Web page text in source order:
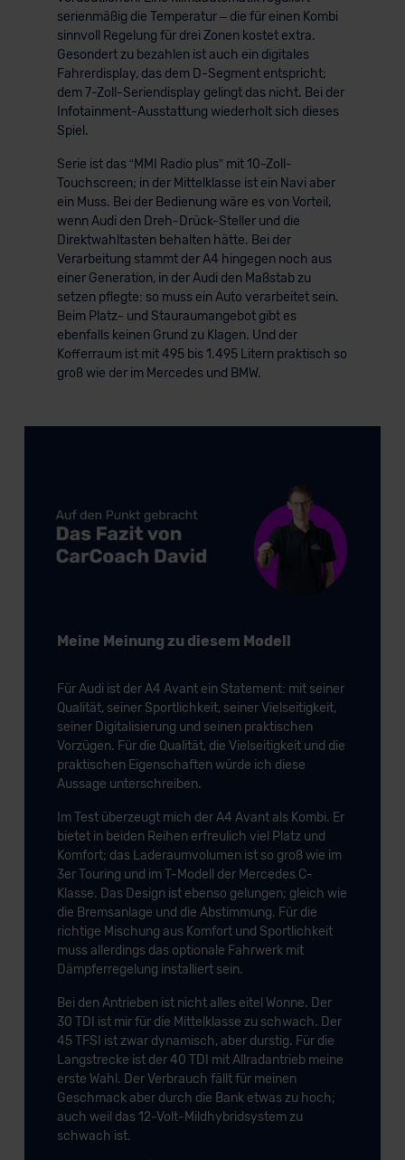
der EU erfolgt, erfolgt dies ausschließlich auf der
Grundlage eines Angemessenheitsbeschlusses der EU-
Kommission (Art. 45 Abs. 1 DSGVO), von
Standarddatenschutzklauseln (Art. 46 Abs. 2 lit. c
DSGVO) oder wenn Sie hierzu Ihre Einwilligung freiwillig
erteilen. Nähere Informationen zu den bestehenden
unserem Datenschutzbeauftragten unter
datenschutz@meinauto.de anfordern.
Datenschutzerklärung|Impressum
serienmäßig die Temperatur – die für einen Kombi
sinnvoll Regelung für drei Zonen kostet extra.
Gesondert zu bezahlen ist auch ein digitales
Fahrerdisplay, das dem D-Segment entspricht;
dem 7-Zoll-Seriendisplay gelingt das nicht. Bei der
Infotainment-Ausstattung wiederholt sich dieses
Spiel.
Serie ist das “MMI Radio plus” mit 10-Zoll-
Touchscreen; in der Mittelklasse ist ein Navi aber
ein Muss. Bei der Bedienung wäre es von Vorteil,
wenn Audi den Dreh-Drück-Steller und die
Direktwahltasten behalten hätte. Bei der
Verarbeitung stammt der A4 hingegen noch aus
einer Generation, in der Audi den Maßstab zu
setzen pflegte: so muss ein Auto verarbeitet sein.
Beim Platz- und Stauraumangebot gibt es
ebenfalls keinen Grund zu Klagen. Und der
Kofferraum ist mit 495 bis 1.495 Litern praktisch so
groß wie der im Mercedes und BMW.
Meine Meinung zu diesem Modell
Für Audi ist der A4 Avant ein Statement: mit seiner
Qualität, seiner Sportlichkeit, seiner Vielseitigkeit,
seiner Digitalisierung und seinen praktischen
Vorzügen. Für die Qualität, die Vielseitigkeit und die
praktischen Eigenschaften würde ich diese
Aussage unterschreiben.
Im Test überzeugt mich der A4 Avant als Kombi. Er
bietet in beiden Reihen erfreulich viel Platz und
Komfort; das Laderaumvolumen ist so groß wie im
3er Touring und im T-Modell der Mercedes C-
Klasse. Das Design ist ebenso gelungen; gleich wie
die Bremsanlage und die Abstimmung. Für die
richtige Mischung aus Komfort und Sportlichkeit
muss allerdings das optionale Fahrwerk mit
Dämpferregelung installiert sein.
Bei den Antrieben ist nicht alles eitel Wonne. Der
30 TDI ist mir für die Mittelklasse zu schwach. Der
45 TFSI ist zwar dynamisch, aber durstig. Für die
Langstrecke ist der 40 TDI mit Allradantrieb meine
erste Wahl. Der Verbrauch fällt für meinen
Geschmack aber durch die Bank etwas zu hoch;
auch weil das 12-Volt-Mildhybridsystem zu
schwach ist.